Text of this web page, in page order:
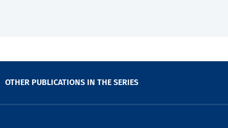
OTHER PUBLICATIONS IN THE SERIES